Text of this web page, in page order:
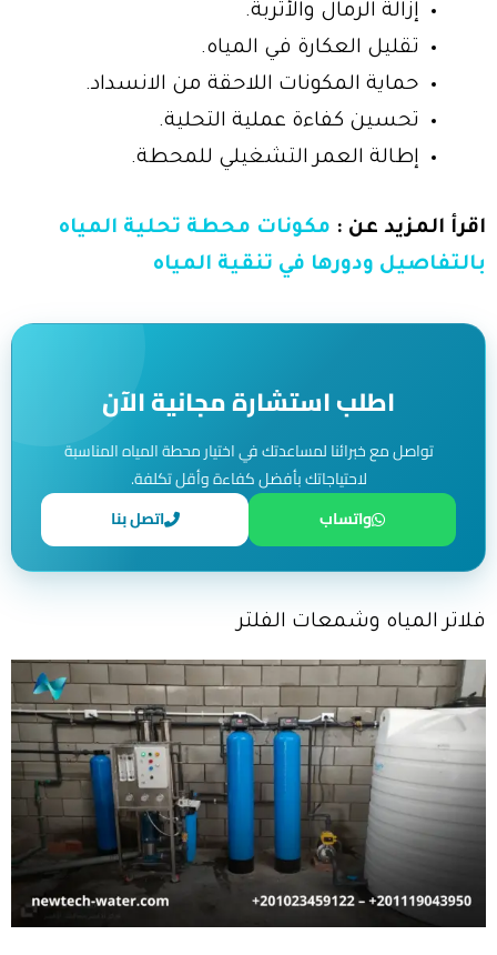
إزالة الرمال والأتربة.
تقليل العكارة في المياه.
حماية المكونات اللاحقة من الانسداد.
تحسين كفاءة عملية التحلية.
إطالة العمر التشغيلي للمحطة.
اقرأ المزيد عن : مكونات محطة تحلية المياه
بالتفاصيل ودورها في تنقية المياه
اطلب استشارة مجانية الآن
تواصل مع خبرائنا لمساعدتك في اختيار محطة المياه المناسبة
لاحتياجاتك بأفضل كفاءة وأقل تكلفة.
واتساب
اتصل بنا
فلاتر المياه وشمعات الفلتر